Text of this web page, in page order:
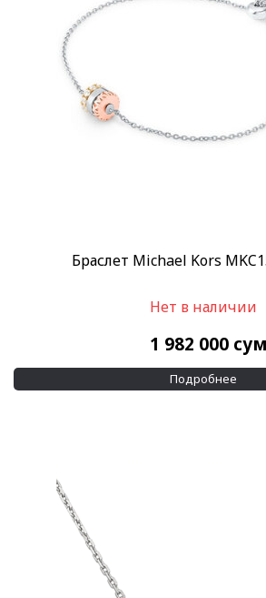
Браслет Michael Kors
Нет в наличии
1 982 000 сум
Подробнее